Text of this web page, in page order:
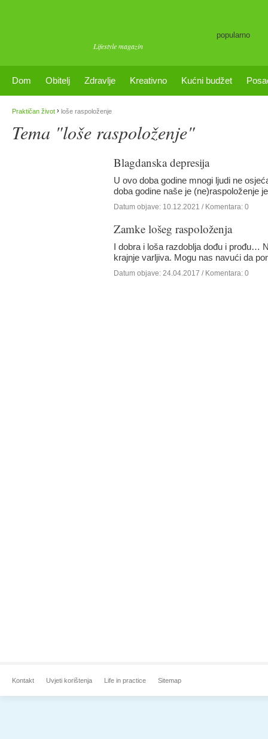
Lifestyle magazin
popularno
Dom Obitelj Zdravlje Kreativno Kućni budžet
Praktičan život › loše raspoloženje
Tema "loše raspoloženje"
Blagdanska depresija
U ovo doba godine mnogi ljudi ne
doba godine naše je (ne)raspoloženje
Datum objave: 10.12.2021 / Komentara: 0
Zamke lošeg raspoloženja
I dobra i loša razdoblja dođu i prođu…
krajnje varljiva. Mogu nas navući da
Datum objave: 24.04.2017 / Komentara: 0
Kontakt Uvjeti korištenja Life in practice Sitemap